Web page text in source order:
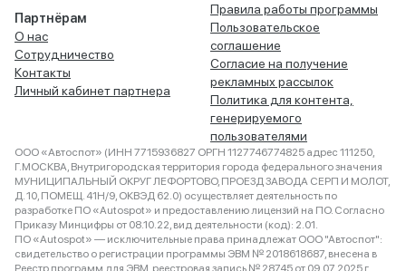
Партнёрам
О нас
Сотрудничество
Контакты
Личный кабинет партнера
Правила работы программы
Пользовательское
соглашение
Согласие на получение
рекламных рассылок
Политика для контента,
генерируемого
пользователями
ООО «Автоспот» (ИНН 7715936827 ОРГН 1127746774825 адрес 111250,
Г.МОСКВА, Внутригородская территория города федерального значения
МУНИЦИПАЛЬНЫЙ ОКРУГ ЛЕФОРТОВО, ПРОЕЗД ЗАВОДА СЕРП И МОЛОТ,
Д. 10, ПОМЕЩ. 41Н/9, ОКВЭД 62.0) осуществляет деятельность по
разработке ПО «Autospot» и предоставлению лицензий на ПО. Согласно
Приказу Минцифры от 08.10.22, вид деятельности (код): 2.01.
ПО «Autospot» — исключительные права принадлежат ООО "Автоспот":
свидетельство о регистрации программы ЭВМ № 2018618687, внесена в
Реестр программ для ЭВМ, реестровая запись № 28745 от 09.07.2025 г.